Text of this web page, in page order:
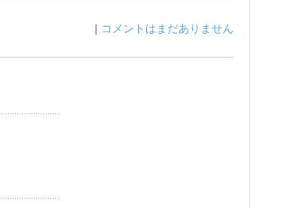
| コメントはまだありません